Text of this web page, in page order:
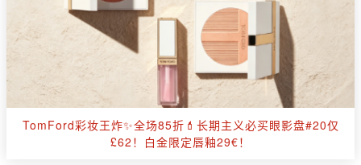
TomFord彩妆王炸✨全场85折💄长期主义必买眼影盘#20仅
£62！白金限定唇釉29€！